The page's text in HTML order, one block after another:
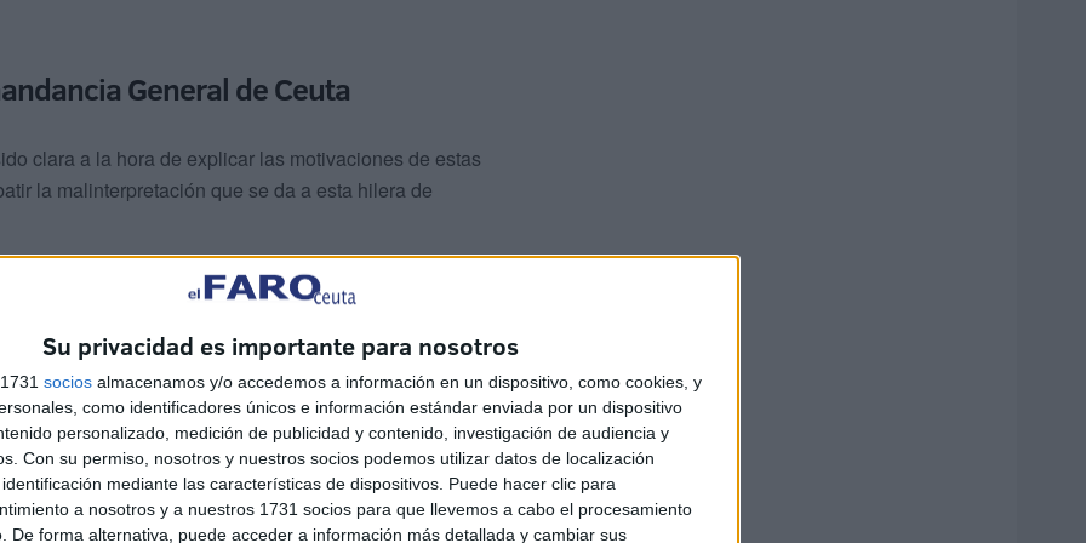
Su privacidad es importante para nosotros
socios almacenamos y/o accedemos a información en un dispositivo, como cookies, y
como identificadores únicos e información estándar enviada por un dispositivo
personalizado, medición de publicidad y contenido, investigación de audiencia y
Con su permiso, nosotros y nuestros socios podemos utilizar datos de localización
mediante las características de dispositivos. Puede hacer clic para
a nosotros y a nuestros 1731 socios para que llevemos a cabo el procesamiento
De forma alternativa, puede acceder a información más detallada y cambiar sus
General de Ceuta
clara a la hora de explicar las motivaciones de estas
la malinterpretación que se da a esta hilera de
para ningún tipo de intervención, tampoco
Simplemente hacen lo que deben hacer los militares:
.